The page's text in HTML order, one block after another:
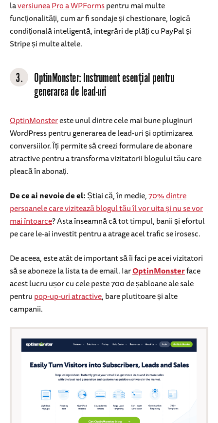
laversiunea Pro a WPFormspentru mai multe
funcționalități, cum ar fi sondaje și chestionare, logică
condițională inteligentă, integrări de plăți cu PayPal și
Stripe și multe altele.
3.
OptinMonster: Instrument esențial pentru
generarea de lead-uri
OptinMonstereste unul dintre cele mai bune pluginuri
WordPress pentru generarea de lead-uri și optimizarea
conversiilor. Îți permite să creezi formulare de abonare
atractive pentru a transforma vizitatorii blogului tău care
pleacă în abonați.
De ce ai nevoie de el:Știai că, în medie,70% dintre
persoanele care vizitează blogul tău îl vor uita și nu se vor
mai întoarce? Asta înseamnă că tot timpul, banii și efortul
pe care le-ai investit pentru a atrage acel trafic se irosesc.
De aceea, este atât de important să îi faci pe acei vizitatori
să se aboneze la lista ta de email. IarOptinMonsterface
acest lucru ușor cu cele peste 700 de șabloane ale sale
pentrupop-up-uri atractive, bare plutitoare și alte
campanii.